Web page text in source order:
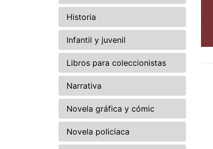
Historia
Infantil y juvenil
Libros para coleccionistas
Narrativa
Novela gráfica y cómic
Novela policiaca